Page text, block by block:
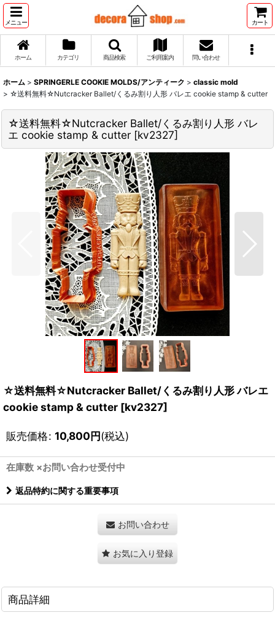
メニュー カート
ホーム カテゴリ 商品検索 ご利用案内 問い合わせ
ホーム > SPRINGERLE COOKIE MOLDS/アンティーク > classic mold
> ☆送料無料☆Nutcracker Ballet/くるみ割り人形 バレエ cookie stamp & cutter
☆送料無料☆Nutcracker Ballet/くるみ割り人形 バレ
エ cookie stamp & cutter [kv2327]
☆送料無料☆Nutcracker Ballet/くるみ割り人形 バレエ
cookie stamp & cutter [kv2327]
販売価格: 10,800円(税込)
在庫数 ×お問い合わせ受付中
返品特約に関する重要事項
お問い合わせ
お気に入り登録
商品詳細